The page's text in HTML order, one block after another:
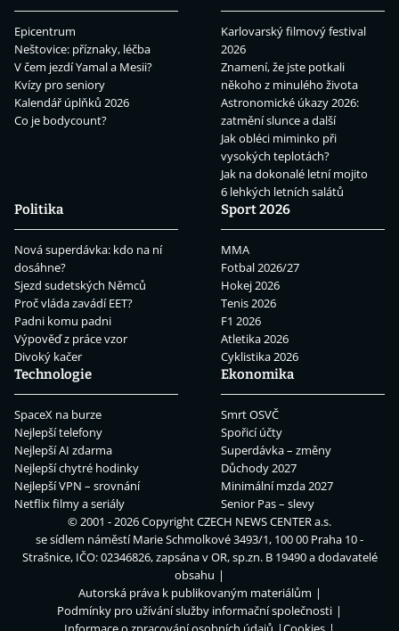
Epicentrum
Neštovice: příznaky, léčba
V čem jezdí Yamal a Mesii?
Kvízy pro seniory
Kalendář úplňků 2026
Co je bodycount?
Karlovarský filmový festival
2026
Znamení, že jste potkali
někoho z minulého života
Astronomické úkazy 2026:
zatmění slunce a další
Jak obléci miminko při
vysokých teplotách?
Jak na dokonalé letní mojito
6 lehkých letních salátů
Politika
Nová superdávka: kdo na ní
dosáhne?
Sjezd sudetských Němců
Proč vláda zavádí EET?
Padni komu padni
Výpověď z práce vzor
Divoký kačer
Sport 2026
MMA
Fotbal 2026/27
Hokej 2026
Tenis 2026
F1 2026
Atletika 2026
Cyklistika 2026
Technologie
SpaceX na burze
Nejlepší telefony
Nejlepší AI zdarma
Nejlepší chytré hodinky
Nejlepší VPN – srovnání
Netflix filmy a seriály
Ekonomika
Smrt OSVČ
Spořicí účty
Superdávka – změny
Důchody 2027
Minimální mzda 2027
Senior Pas – slevy
© 2001 - 2026 CopyrightCZECH NEWS CENTER a.s.
se sídlem náměstí Marie Schmolkové 3493/1, 100 00 Praha 10 -
Strašnice, IČO: 02346826, zapsána v OR, sp.zn. B 19490 a dodavatelé
obsahu
Autorská práva k publikovaným materiálům
Podmínky pro užívání služby informační společnosti